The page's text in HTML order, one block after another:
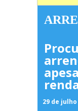
29 de julho